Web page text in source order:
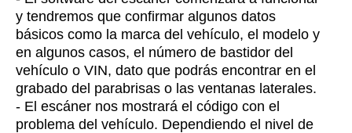
y tendremos que confirmar algunos datos
básicos como la marca del vehículo, el modelo y
en algunos casos, el número de bastidor del
vehículo o VIN, dato que podrás encontrar en el
grabado del parabrisas o las ventanas laterales.
- El escáner nos mostrará el código con el
problema del vehículo. Dependiendo el nivel de